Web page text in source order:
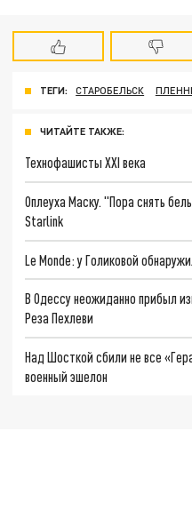
ТЕГИ: СТАРОБЕЛЬСК
ЧИТАЙТЕ ТАКЖЕ:
Технофашисты XXI века
Оплеуха Маску. "Пора снять
Starlink
Le Monde: у Голиковой
В Одессу неожиданно прибыл
Реза Пехлеви
Над Шосткой сбили не все
военный эшелон